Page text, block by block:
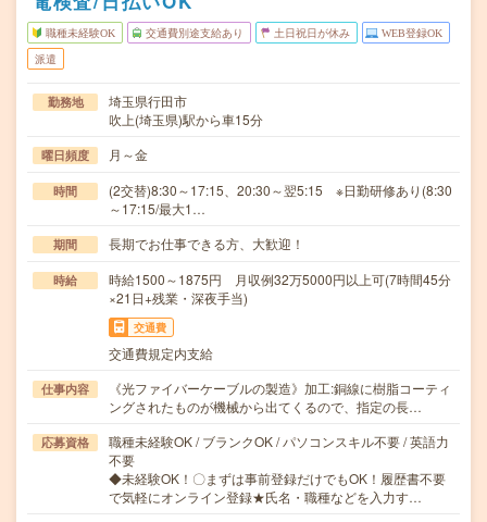
職種未経験OK 交通費別途支給あり 土日祝日が休み WEB登録OK
派遣
勤務地
埼玉県行田市
吹上(埼玉県)駅から車15分
曜日頻度 月～金
時間
(2交替)8:30～17:15、20:30～翌5:15 ※日勤研修あり(8:30
～17:15/最大1…
期間 長期でお仕事できる方、大歓迎！
時給
時給1500～1875円 月収例32万5000円以上可(7時間45分
×21日+残業・深夜手当)
交通費
交通費規定内支給
仕事内容
《光ファイバーケーブルの製造》加工:銅線に樹脂コーティ
ングされたものが機械から出てくるので、指定の長…
応募資格
職種未経験OK / ブランクOK / パソコンスキル不要 / 英語力
不要
◆未経験OK！〇まずは事前登録だけでもOK！履歴書不要
で気軽にオンライン登録★氏名・職種などを入力す…